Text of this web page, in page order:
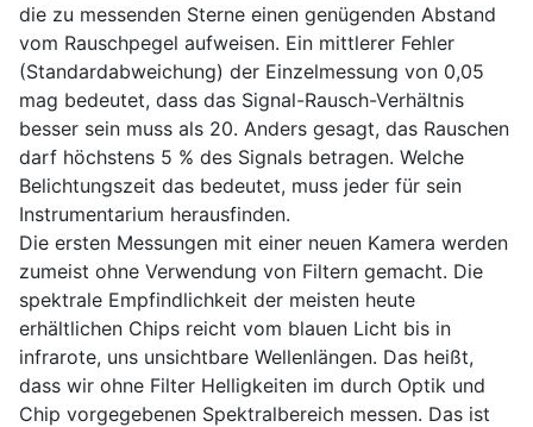
die zu messenden Sterne einen genügenden Abstand
vom Rauschpegel aufweisen. Ein mittlerer Fehler
(Standardabweichung) der Einzelmessung von 0,05
mag bedeutet, dass das Signal-Rausch-Verhältnis
besser sein muss als 20. Anders gesagt, das Rauschen
darf höchstens 5 % des Signals betragen. Welche
Belichtungszeit das bedeutet, muss jeder für sein
Instrumentarium herausfinden.
Die ersten Messungen mit einer neuen Kamera werden
zumeist ohne Verwendung von Filtern gemacht. Die
spektrale Empfindlichkeit der meisten heute
erhältlichen Chips reicht vom blauen Licht bis in
infrarote, uns unsichtbare Wellenlängen. Das heißt,
dass wir ohne Filter Helligkeiten im durch Optik und
Chip vorgegebenen Spektralbereich messen. Das ist